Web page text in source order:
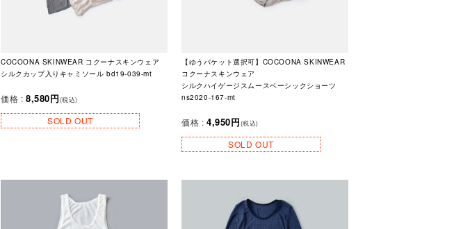
COCOONA SKINWEAR コクーナスキンウェア
シルクカップ入りキャミソール bd19-039-mt
価格 : 8,580円(税込)
SOLD OUT
【ゆうパケット選択可】COCOONA SKINWEAR
コクーナスキンウェア
シルクハイゲージスムースベーシックショーツ
ns2020-167-mt
価格 : 4,950円(税込)
SOLD OUT